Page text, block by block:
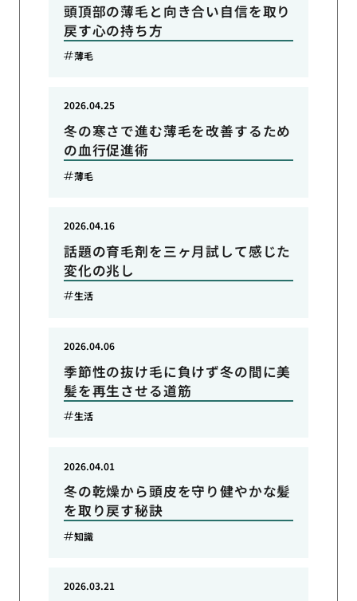
頭頂部の薄毛と向き合い自信を取り
戻す心の持ち方
薄毛
冬の寒さで進む薄毛を改善するため
の血行促進術
2026.04.25
薄毛
話題の育毛剤を三ヶ月試して感じた
変化の兆し
2026.04.16
生活
季節性の抜け毛に負けず冬の間に美
髪を再生させる道筋
2026.04.06
生活
冬の乾燥から頭皮を守り健やかな髪
を取り戻す秘訣
2026.04.01
知識
2026.03.21